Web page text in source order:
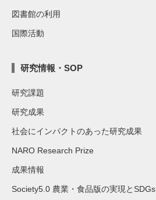
図書館の利用
国際活動
研究情報・SOP
研究課題
研究成果
社会にインパクトのあった研究成果
NARO Research Prize
成果情報
Society5.0 農業・食品版の実現とSDGs